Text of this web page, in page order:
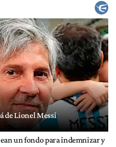
de Lionel Messi
un fondo para indemnizar y